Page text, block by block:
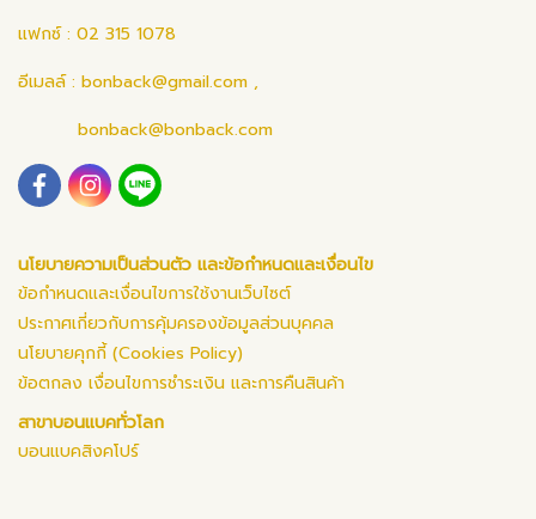
แฟกซ์ : 02 315 1078
อีเมลล์ : bonback@gmail.com ,
bonback@bonback.com
นโยบายความเป็นส่วนตัว และข้อกำหนดและเงื่อนไข
ข้อกำหนดและเงื่อนไขการใช้งานเว็บไซต์
ประกาศเกี่ยวกับการคุ้มครองข้อมูลส่วนบุคคล
นโยบายคุกกี้ (Cookies Policy)
ข้อตกลง เงื่อนไขการชำระเงิน และการคืนสินค้า
สาขาบอนแบคทั่วโลก
บอนแบคสิงคโปร์